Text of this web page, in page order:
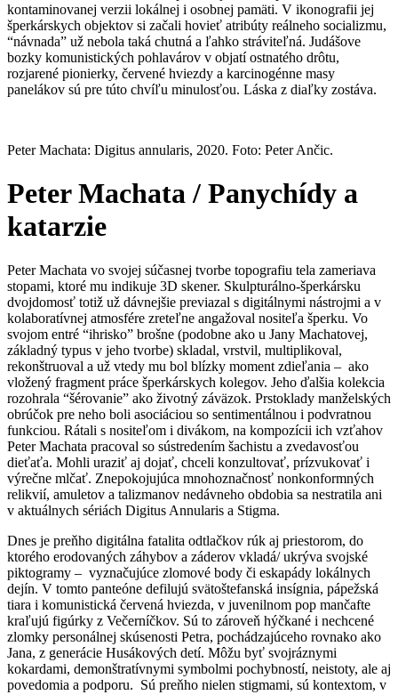
kontaminovanej verzii lokálnej i osobnej pamäti. V ikonografii jej
šperkárskych objektov si začali hovieť atribúty reálneho socializmu,
“návnada” už nebola taká chutná a ľahko stráviteľná. Judášove
bozky komunistických pohlavárov v objatí ostnatého drôtu,
rozjarené pionierky, červené hviezdy a karcinogénne masy
panelákov sú pre túto chvíľu minulosťou. Láska z diaľky zostáva.
Peter Machata: Digitus annularis, 2020. Foto: Peter Ančic.
Peter Machata / Panychídy a
katarzie
Peter Machata vo svojej súčasnej tvorbe topografiu tela zameriava
stopami, ktoré mu indikuje 3D skener. Skulpturálno-šperkársku
dvojdomosť totiž už dávnejšie previazal s digitálnymi nástrojmi a v
kolaboratívnej atmosfére zreteľne angažoval nositeľa šperku. Vo
svojom entré “ihrisko” brošne (podobne ako u Jany Machatovej,
základný typus v jeho tvorbe) skladal, vrstvil, multiplikoval,
rekonštruoval a už vtedy mu bol blízky moment zdieľania – ako
vložený fragment práce šperkárskych kolegov. Jeho ďalšia kolekcia
rozohrala “šérovanie” ako životný záväzok. Prstoklady manželských
obrúčok pre neho boli asociáciou so sentimentálnou i podvratnou
funkciou. Rátali s nositeľom i divákom, na kompozícii ich vzťahov
Peter Machata pracoval so sústredením šachistu a zvedavosťou
dieťaťa. Mohli uraziť aj dojať, chceli konzultovať, prízvukovať i
výrečne mlčať. Znepokojujúca mnohoznačnosť nonkonformných
relikvií, amuletov a talizmanov nedávneho obdobia sa nestratila ani
v aktuálnych sériách Digitus Annularis a Stigma.
Dnes je preňho digitálna fatalita odtlačkov rúk aj priestorom, do
ktorého erodovaných záhybov a záderov vkladá/ ukrýva svojské
piktogramy – vyznačujúce zlomové body či eskapády lokálnych
dejín. V tomto panteóne defilujú svätoštefanská insígnia, pápežská
tiara i komunistická červená hviezda, v juvenilnom pop mančafte
kraľujú figúrky z Večerníčkov. Sú to zároveň hýčkané i nechcené
zlomky personálnej skúsenosti Petra, pochádzajúceho rovnako ako
Jana, z generácie Husákových detí. Môžu byť svojráznymi
kokardami, demonštratívnymi symbolmi pochybností, neistoty, ale aj
povedomia a podporu. Sú preňho nielen stigmami, sú kontextom, v